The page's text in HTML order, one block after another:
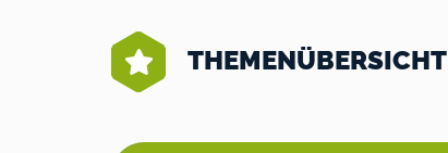
THEMENÜBERSICHT